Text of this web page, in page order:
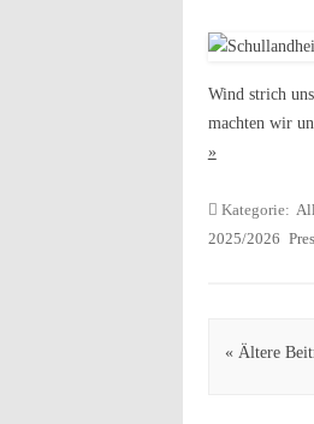
Wind strich
machten wir
»
Kategorie:
2025/2026
Artikel
« Ältere